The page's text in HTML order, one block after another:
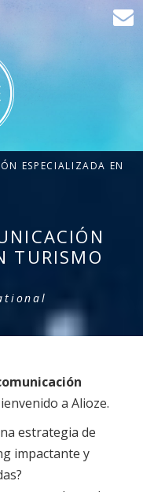
ESPECIALIZADA EN
TURISMO
a Alioze.
estrategia de
impactante y